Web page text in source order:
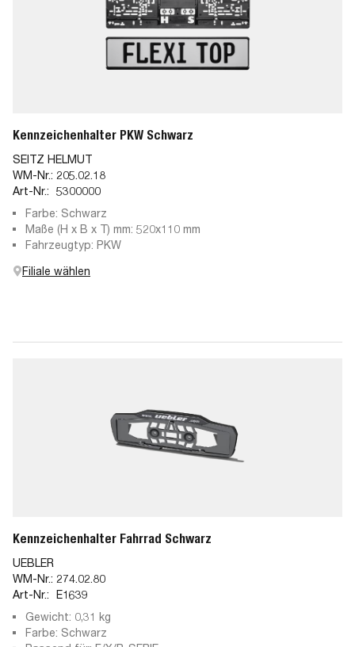
Kennzeichenhalter PKW Schwarz
SEITZ HELMUT
WM-Nr.: 205.02.18
Art-Nr.: 5300000
Farbe: Schwarz
Maße (H x B x T) mm: 520x110 mm
Fahrzeugtyp: PKW
Filiale wählen
Kennzeichenhalter Fahrrad Schwarz
UEBLER
WM-Nr.: 274.02.80
Art-Nr.: E1639
Gewicht: 0,31 kg
Farbe: Schwarz